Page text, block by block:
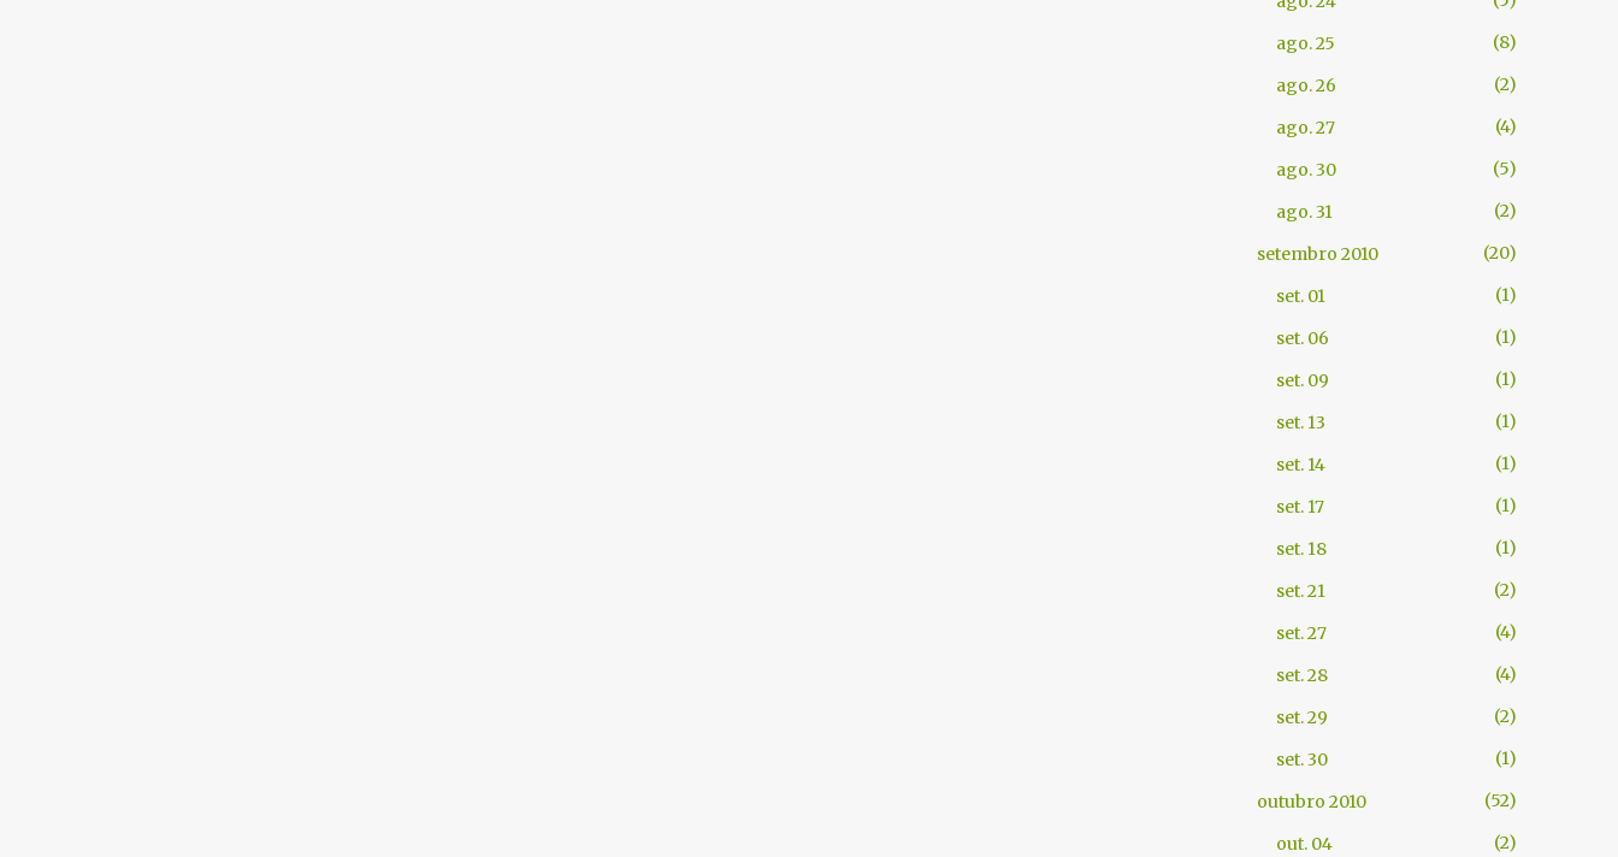
ago. 25
8
ago. 26
2
ago. 27
4
ago. 30
5
ago. 31
2
setembro 2010
20
set. 01
1
set. 06
1
set. 09
1
set. 13
1
set. 14
1
set. 17
1
set. 18
1
set. 21
2
set. 27
4
set. 28
4
set. 29
2
set. 30
1
outubro 2010
52
out. 04
2